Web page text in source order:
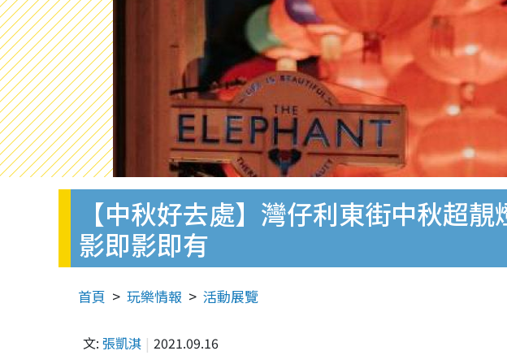
【中秋好去處】灣仔利東街中秋超
影即影即有
首頁 玩樂情報 活動展覽
文: 張凱淇 2021.09.16